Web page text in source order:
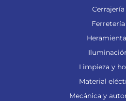
Cerrajería
Ferretería
Limpieza y
Material
Mecánica y